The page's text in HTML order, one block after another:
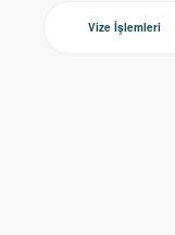
Vize İşlemleri